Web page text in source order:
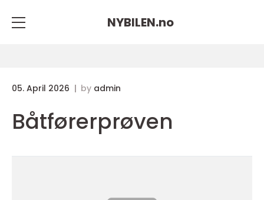
NYBILEN.no
05. April 2026 by admin
Båtførerprøven